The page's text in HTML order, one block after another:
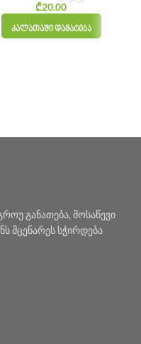
₾20.00
ᲙᲐᲚᲐᲗᲐᲨᲘ ᲓᲐᲛᲐᲢᲔᲑᲐ
განათება, მოსაწევი
მცენარეს სჭირდება